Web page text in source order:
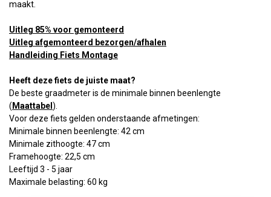
maakt.
Uitleg 85% voor gemonteerd
Uitleg afgemonteerd bezorgen/afhalen
Handleiding Fiets Montage
Heeft deze fiets de juiste maat?
De beste graadmeter is de minimale binnen beenlengte
( Maattabel ).
Voor deze fiets gelden onderstaande afmetingen:
Minimale binnen beenlengte: 42 cm
Minimale zithoogte: 47 cm
Framehoogte: 22,5 cm
Leeftijd 3 - 5 jaar
Maximale belasting: 60 kg